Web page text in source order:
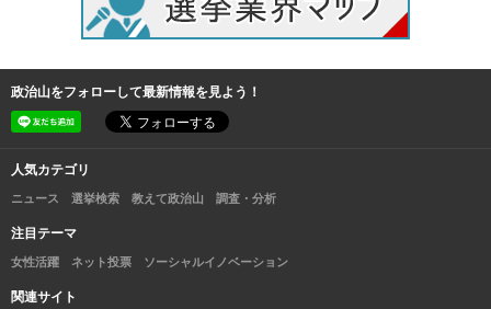
政治山をフォローして最新情報を見よう！
人気カテゴリ
ニュース 選挙検索 教えて政治山 調査・分析
注目テーマ
女性活躍 ネット投票 ソーシャルイノベーション
関連サイト